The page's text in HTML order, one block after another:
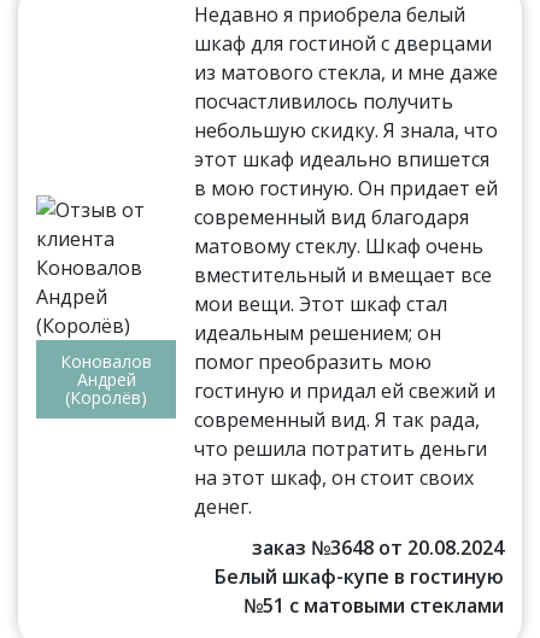
Коновалов
Андрей
(Королёв)
Недавно я приобрела белый
шкаф для гостиной с дверцами
из матового стекла, и мне даже
посчастливилось получить
небольшую скидку. Я знала, что
этот шкаф идеально впишется
в мою гостиную. Он придает ей
современный вид благодаря
матовому стеклу. Шкаф очень
вместительный и вмещает все
мои вещи. Этот шкаф стал
идеальным решением; он
помог преобразить мою
гостиную и придал ей свежий и
современный вид. Я так рада,
что решила потратить деньги
на этот шкаф, он стоит своих
денег.
заказ №3648 от 20.08.2024
Белый шкаф-купе в гостиную
№51 с матовыми стеклами